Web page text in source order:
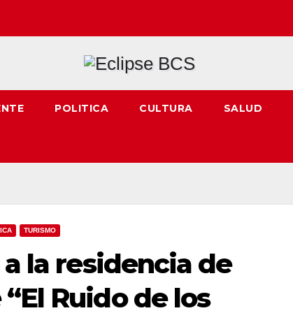
POLITICA CULTURA SALUD
TURISMO
la residencia de
Ruido de los